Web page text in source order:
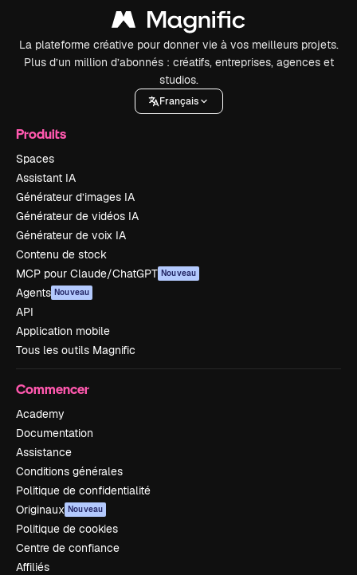
La plateforme créative pour donner vie à vos meilleurs projets.
Plus d’un million d’abonnés : créatifs, entreprises, agences et
studios.
Français
Produits
Spaces
Assistant IA
Générateur d’images IA
Générateur de vidéos IA
Générateur de voix IA
Contenu de stock
MCP pour Claude/ChatGPT Nouveau
Agents Nouveau
API
Application mobile
Tous les outils Magnific
Commencer
Academy
Documentation
Assistance
Conditions générales
Politique de confidentialité
Originaux Nouveau
Politique de cookies
Centre de confiance
Affiliés